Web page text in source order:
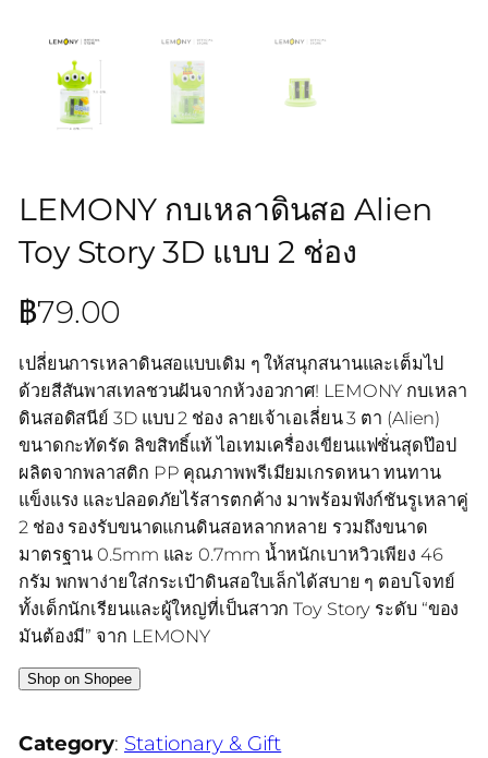
LEMONY กบเหลาดินสอ Alien
Toy Story 3D แบบ 2 ช่อง
฿79.00
เปลี่ยนการเหลาดินสอแบบเดิม ๆ ให้สนุกสนานและเต็มไป
ด้วยสีสันพาสเทลชวนฝันจากห้วงอวกาศ! LEMONY กบเหลา
ดินสอดิสนีย์ 3D แบบ 2 ช่อง ลายเจ้าเอเลี่ยน 3 ตา (Alien)
ขนาดกะทัดรัด ลิขสิทธิ์แท้ ไอเทมเครื่องเขียนแฟชั่นสุดป๊อป
ผลิตจากพลาสติก PP คุณภาพพรีเมียมเกรดหนา ทนทาน
แข็งแรง และปลอดภัยไร้สารตกค้าง มาพร้อมฟังก์ชันรูเหลาคู่
2 ช่อง รองรับขนาดแกนดินสอหลากหลาย รวมถึงขนาด
มาตรฐาน 0.5mm และ 0.7mm น้ำหนักเบาหวิวเพียง 46
กรัม พกพาง่ายใส่กระเป๋าดินสอใบเล็กได้สบาย ๆ ตอบโจทย์
ทั้งเด็กนักเรียนและผู้ใหญ่ที่เป็นสาวก Toy Story ระดับ “ของ
มันต้องมี” จาก LEMONY
Shop on Shopee
Category: Stationary & Gift